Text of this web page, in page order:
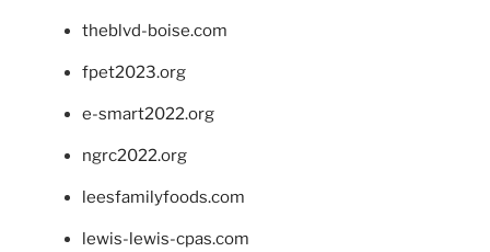
theblvd-boise.com
fpet2023.org
e-smart2022.org
ngrc2022.org
leesfamilyfoods.com
lewis-lewis-cpas.com